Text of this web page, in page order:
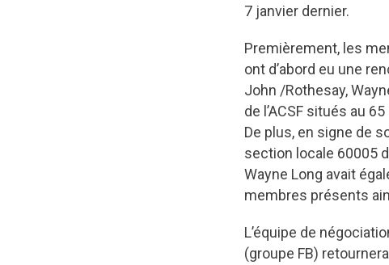
7 janvier dernier.
Premièrement, les
ont d’abord eu une
John /Rothesay,
de l’ACSF situés au
De plus, en signe de
section locale 60005
Wayne Long avait
membres présents
L’équipe de
(groupe FB)